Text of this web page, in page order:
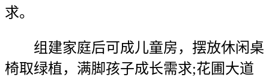
求。
组建家庭后可成儿童房，摆放休闲桌
椅取绿植，满脚孩子成长需求;花圃大道